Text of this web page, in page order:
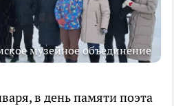
музейное объединение
в день памяти поэта